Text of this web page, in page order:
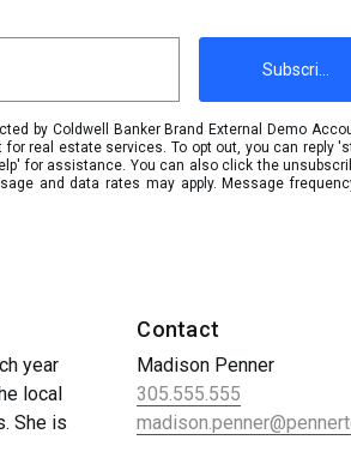
Subscribe
by Coldwell Banker Brand External Demo
for real estate services. To opt out, you can reply
for assistance. You can also click the
and data rates may apply. Message
year
local
She is
Contact
Madison Penner
305.555.555